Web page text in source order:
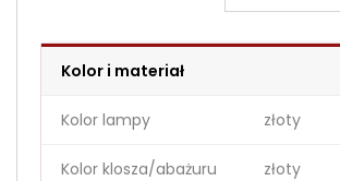
Kolor i materiał
Kolor lampy złoty
Kolor klosza/abażuru złoty